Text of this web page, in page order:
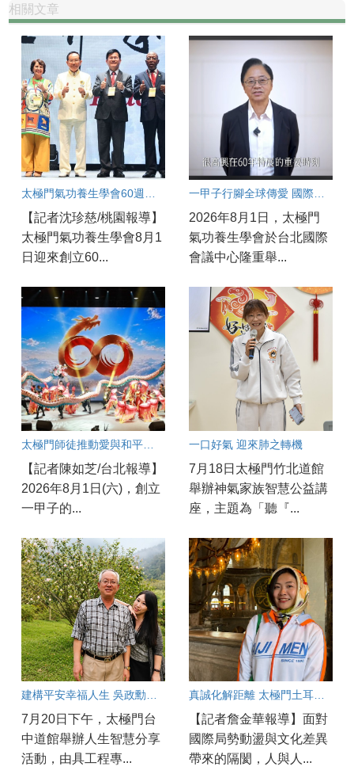
相關文章
【記者沈珍慈/桃園報導】
太極門氣功養生學會8月1
日迎來創立60...
2026年8月1日，太極門
氣功養生學會於台北國際
會議中心隆重舉...
【記者陳如芝/台北報導】
2026年8月1日(六)，創立
一甲子的...
一口好氣 迎來肺之轉機
7月18日太極門竹北道館
舉辦神氣家族智慧公益講
座，主題為「聽『...
建構平安幸福人生 吳政勳分享以良心與正能量守護工安
7月20日下午，太極門台
中道館舉辦人生智慧分享
活動，由具工程專...
真誠化解距離 太極門土耳其文化交流傳遞良心與和平
【記者詹金華報導】面對
國際局勢動盪與文化差異
帶來的隔閡，人與人...